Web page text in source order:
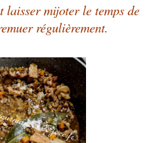
laisser mijoter le temps de
régulièrement.